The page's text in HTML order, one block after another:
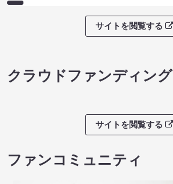
サイトを閲覧する
クラウドファンディング
サイトを閲覧する
ファンコミュニティ